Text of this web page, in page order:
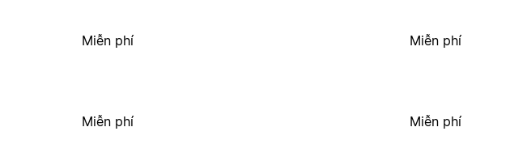
Miễn phí Miễn phí
Miễn phí Miễn phí